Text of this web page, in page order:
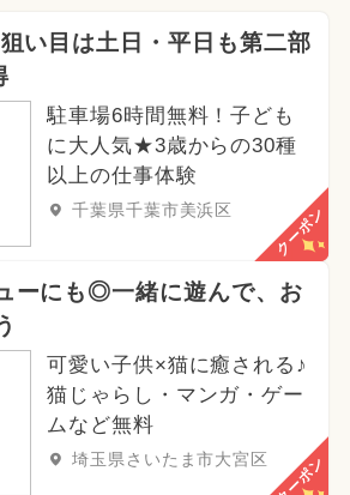
い目は土日・平日も第二部
駐車場6時間無料！子ども
に大人気★3歳からの30種
以上の仕事体験
千葉県千葉市美浜区 クーポン
ーにも◎一緒に遊んで、お
可愛い子供×猫に癒される♪
猫じゃらし・マンガ・ゲー
ムなど無料
埼玉県さいたま市大宮区 クーポン